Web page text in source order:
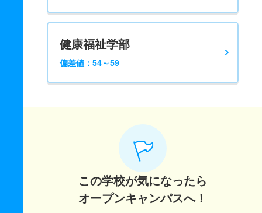
健康福祉学部
偏差値：54～59
この学校が気になったら
オープンキャンパスへ！